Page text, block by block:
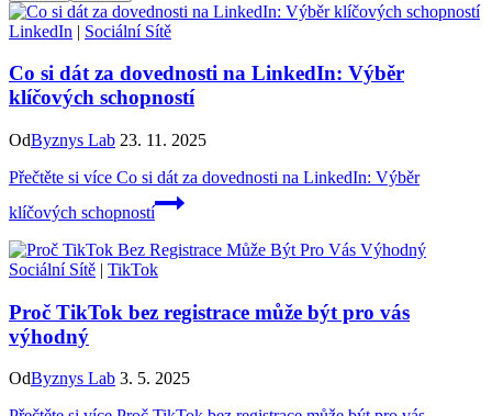
LinkedIn | Sociální Sítě
Co si dát za dovednosti na LinkedIn: Výběr
klíčových schopností
OdByznys Lab 23. 11. 2025
Přečtěte si více Co si dát za dovednosti na LinkedIn: Výběr
klíčových schopností
Sociální Sítě | TikTok
Proč TikTok bez registrace může být pro vás
výhodný
OdByznys Lab 3. 5. 2025